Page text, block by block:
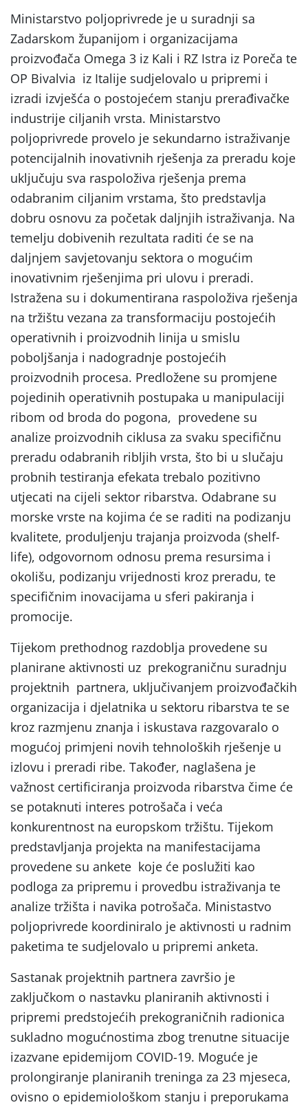
Ministarstvo poljoprivrede je u suradnji sa
Zadarskom županijom i organizacijama
proizvođača Omega 3 iz Kali i RZ Istra iz Poreča te
OP Bivalvia iz Italije sudjelovalo u pripremi i
izradi izvješća o postojećem stanju prerađivačke
industrije ciljanih vrsta. Ministarstvo
poljoprivrede provelo je sekundarno istraživanje
potencijalnih inovativnih rješenja za preradu koje
uključuju sva raspoloživa rješenja prema
odabranim ciljanim vrstama, što predstavlja
dobru osnovu za početak daljnjih istraživanja. Na
temelju dobivenih rezultata raditi će se na
daljnjem savjetovanju sektora o mogućim
inovativnim rješenjima pri ulovu i preradi.
Istražena su i dokumentirana raspoloživa rješenja
na tržištu vezana za transformaciju postojećih
operativnih i proizvodnih linija u smislu
poboljšanja i nadogradnje postojećih
proizvodnih procesa. Predložene su promjene
pojedinih operativnih postupaka u manipulaciji
ribom od broda do pogona, provedene su
analize proizvodnih ciklusa za svaku specifičnu
preradu odabranih ribljih vrsta, što bi u slučaju
probnih testiranja efekata trebalo pozitivno
utjecati na cijeli sektor ribarstva. Odabrane su
morske vrste na kojima će se raditi na podizanju
kvalitete, produljenju trajanja proizvoda (shelf-
life), odgovornom odnosu prema resursima i
okolišu, podizanju vrijednosti kroz preradu, te
specifičnim inovacijama u sferi pakiranja i
promocije.
Tijekom prethodnog razdoblja provedene su
planirane aktivnosti uz prekograničnu suradnju
projektnih partnera, uključivanjem proizvođačkih
organizacija i djelatnika u sektoru ribarstva te se
kroz razmjenu znanja i iskustava razgovaralo o
mogućoj primjeni novih tehnoloških rješenje u
izlovu i preradi ribe. Također, naglašena je
važnost certificiranja proizvoda ribarstva čime će
se potaknuti interes potrošača i veća
konkurentnost na europskom tržištu. Tijekom
predstavljanja projekta na manifestacijama
provedene su ankete koje će poslužiti kao
podloga za pripremu i provedbu istraživanja te
analize tržišta i navika potrošača. Ministastvo
poljoprivrede koordiniralo je aktivnosti u radnim
paketima te sudjelovalo u pripremi anketa.
Sastanak projektnih partnera završio je
zaključkom o nastavku planiranih aktivnosti i
pripremi predstojećih prekograničnih radionica
sukladno mogućnostima zbog trenutne situacije
izazvane epidemijom COVID-19. Moguće je
prolongiranje planiranih treninga za 23 mjeseca,
ovisno o epidemiološkom stanju i preporukama